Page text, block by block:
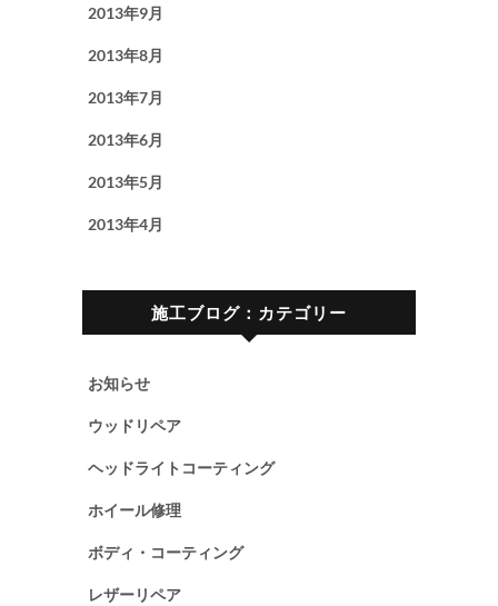
2013年9月
2013年8月
2013年7月
2013年6月
2013年5月
2013年4月
施工ブログ：カテゴリー
お知らせ
ウッドリペア
ヘッドライトコーティング
ホイール修理
ボディ・コーティング
レザーリペア